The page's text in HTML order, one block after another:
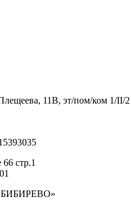
11В, эт/пом/ком 1/II/
стр.1
БИБИРЕВО»